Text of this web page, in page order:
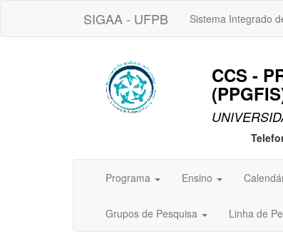
SIGAA - UFPB Sistema Integrado
CCS -
Programa Ensino
Grupos de Pesquisa Linha de